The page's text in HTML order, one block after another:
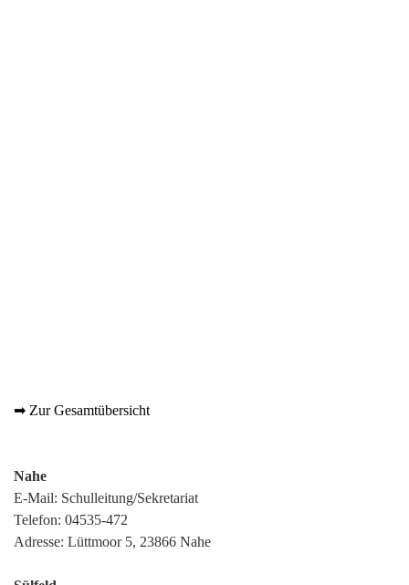
➡ Zur Gesamtübersicht
Nahe
E-Mail: Schulleitung/Sekretariat
Telefon: 04535-472
Adresse: Lüttmoor 5, 23866 Nahe